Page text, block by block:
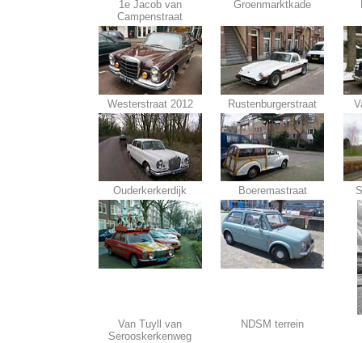
1e Jacob van
Campenstraat
Groenmarktkade
Westerstraat 2012 Rustenburgerstraat
Ouderkerkerdijk Boeremastraat
Van Tuyll van
Serooskerkenweg
NDSM terrein